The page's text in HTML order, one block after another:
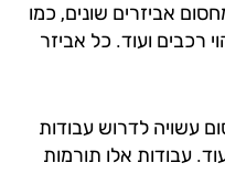
שונים, כמו
ועוד. כל אביזר
לדרוש עבודות
אלו תורמות